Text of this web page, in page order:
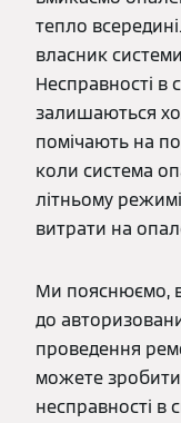
тепло
власник
Несправності в
залишаються
помічають на
коли система
літньому
витрати на
Ми пояснюємо, в
до
проведення
можете
несправності в